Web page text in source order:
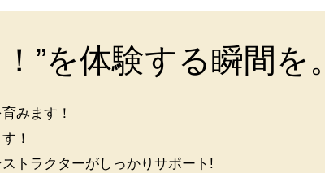
”を体験する瞬間を。
みます！
！
トラクターがしっかりサポート!